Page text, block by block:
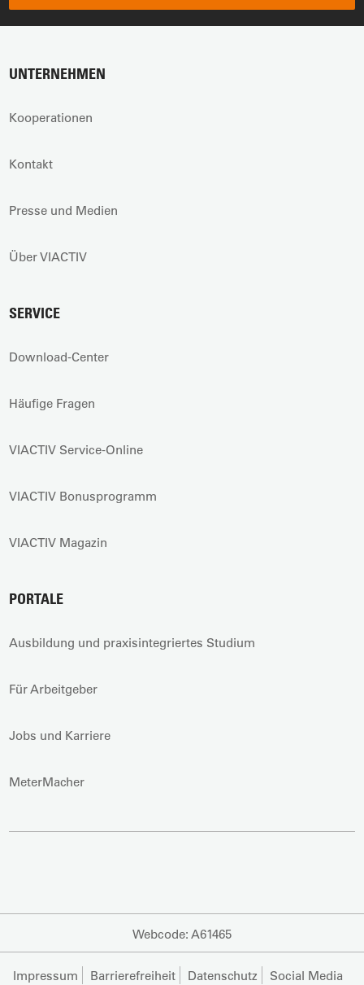
UNTERNEHMEN
Kooperationen
Kontakt
Presse und Medien
Über VIACTIV
SERVICE
Download-Center
Häufige Fragen
VIACTIV Service-Online
VIACTIV Bonusprogramm
VIACTIV Magazin
PORTALE
Ausbildung und praxisintegriertes Studium
Für Arbeitgeber
Jobs und Karriere
MeterMacher
Webcode: A61465
Impressum Barrierefreiheit Datenschutz Social Media